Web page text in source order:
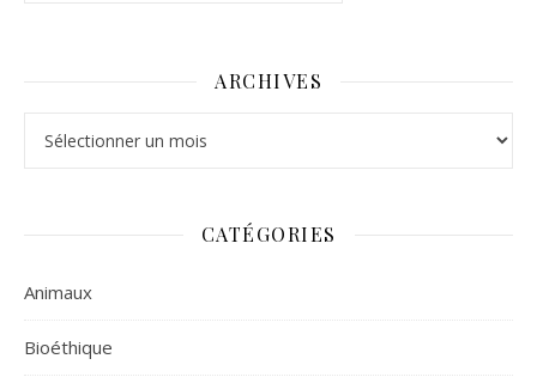
ARCHIVES
CATÉGORIES
Animaux
Bioéthique